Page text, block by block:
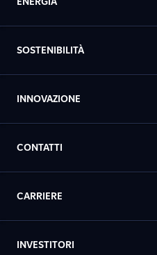
SOSTENIBILITÀ
INNOVAZIONE
CONTATTI
CARRIERE
INVESTITORI